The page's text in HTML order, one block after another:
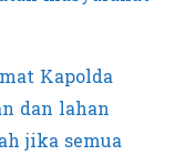
Kapolda
dan lahan
jika semua